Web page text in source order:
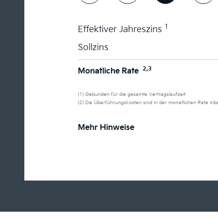
Effektiver Jahreszins 1
Sollzins
Monatliche Rate 2,3
(1) Gebunden für die gesamte Vertragslaufzeit.
(2) Die Überführungskosten sind in der monatlichen Rate
Mehr Hinweise